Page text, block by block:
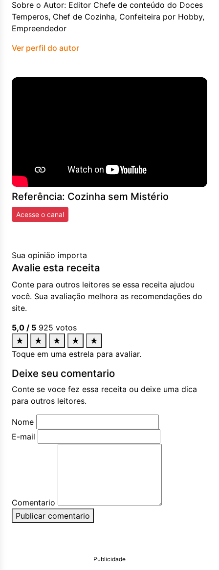
Sobre o Autor: Editor Chefe de conteúdo do Doces
Temperos, Chef de Cozinha, Confeiteira por Hobby,
Empreendedor
Ver perfil do autor
Referência: Cozinha sem Mistério
Acesse o canal
Sua opinião importa
Avalie esta receita
Conte para outros leitores se essa receita ajudou
você. Sua avaliação melhora as recomendações do
site.
5,0 / 5 925 votos
★
★ ★ ★
★
Toque em uma estrela para avaliar.
Deixe seu comentario
Conte se voce fez essa receita ou deixe uma dica
para outros leitores.
Nome
E-mail
Comentario
Publicar comentario
Publicidade